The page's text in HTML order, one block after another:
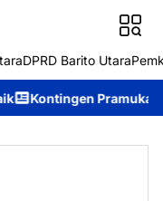
DPRD Barito Utara
Murung Raya Siap